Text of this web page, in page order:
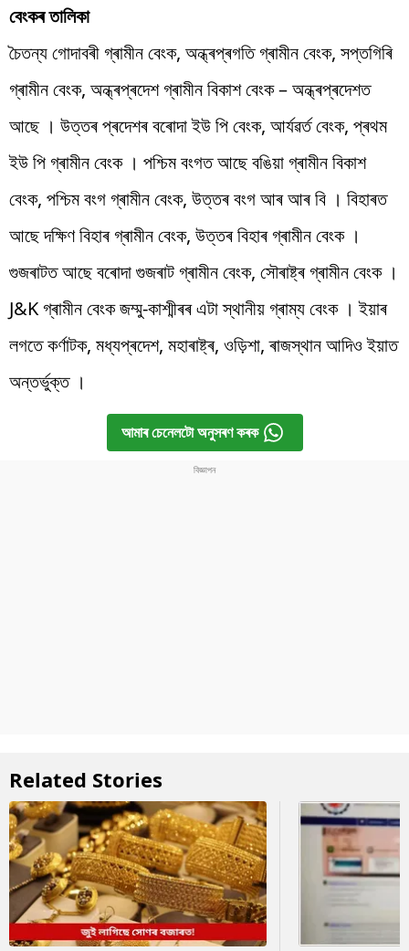
বেংকৰ তালিকা
চৈতন্য গোদাবৰী গ্ৰামীন বেংক, অন্ধ্ৰপ্ৰগতি গ্ৰামীন বেংক, সপ্তগিৰি
গ্ৰামীন বেংক, অন্ধ্ৰপ্ৰদেশ গ্ৰামীন বিকাশ বেংক – অন্ধ্ৰপ্ৰদেশত
আছে । উত্তৰ প্ৰদেশৰ বৰোদা ইউ পি বেংক, আৰ্যৱৰ্ত বেংক, প্ৰথম
ইউ পি গ্ৰামীন বেংক । পশ্চিম বংগত আছে বঙিয়া গ্ৰামীন বিকাশ
বেংক, পশ্চিম বংগ গ্ৰামীন বেংক, উত্তৰ বংগ আৰ আৰ বি । বিহাৰত
আছে দক্ষিণ বিহাৰ গ্ৰামীন বেংক, উত্তৰ বিহাৰ গ্ৰামীন বেংক ।
গুজৰাটত আছে বৰোদা গুজৰাট গ্ৰামীন বেংক, সৌৰাষ্ট্ৰ গ্ৰামীন বেংক ।
J&K গ্ৰামীন বেংক জম্মু-কাশ্মীৰৰ এটা স্থানীয় গ্ৰাম্য বেংক । ইয়াৰ
লগতে কৰ্ণাটক, মধ্যপ্ৰদেশ, মহাৰাষ্ট্ৰ, ওড়িশা, ৰাজস্থান আদিও ইয়াত
অন্তৰ্ভুক্ত ।
আমাৰ চেনেলটো অনুসৰণ কৰক
Related Stories